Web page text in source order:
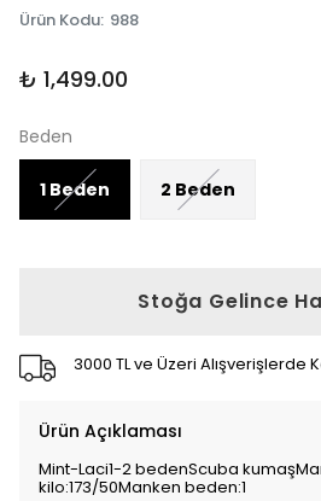
Ürün Kodu: 988
₺ 1,499.00
Beden
1 Beden 2 Beden
Stoğa Gelince
3000 TL ve Üzeri Alışverişlerde
Ürün Açıklaması
Mint-Laci1-2 bedenScuba
kilo:173/50Manken beden:1